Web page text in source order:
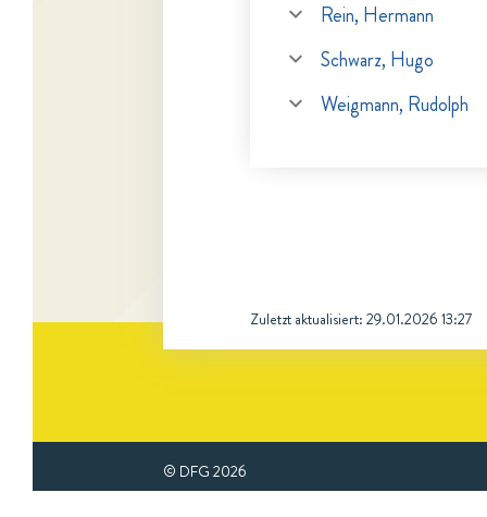
Rein, Hermann
Schwarz, Hugo
Weigmann, Rudolph
Zuletzt aktualisiert: 29.01.2026 13:27
© DFG 2026